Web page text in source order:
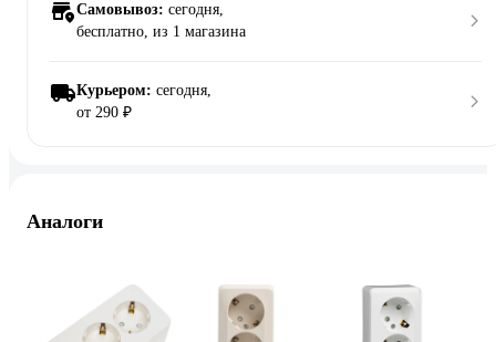
Самовывоз: сегодня,
бесплатно, из 1 магазина
Курьером: сегодня,
от 290 ₽
Аналоги